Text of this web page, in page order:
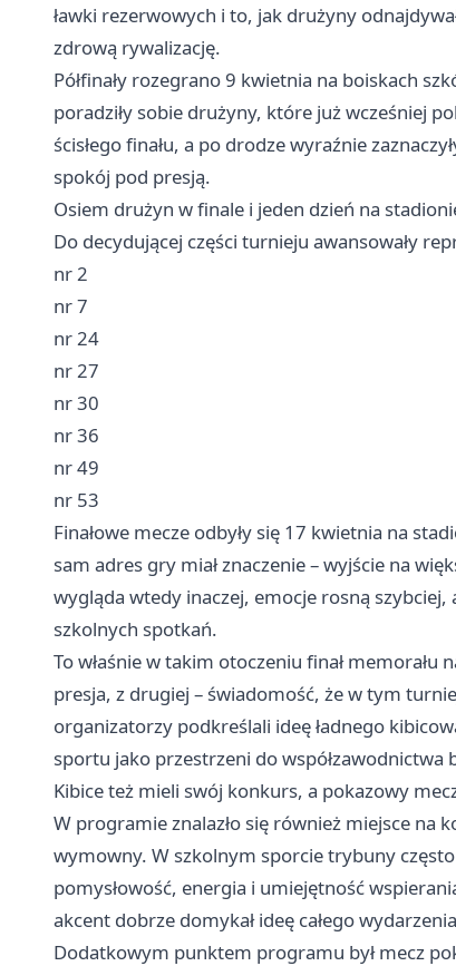
ławki rezerwowych i to, jak drużyny
zdrową rywalizację.
Półfinały rozegrano 9 kwietnia na boiskach
poradziły sobie drużyny, które już wcześniej
ścisłego finału, a po drodze wyraźnie
spokój pod presją.
Osiem drużyn w finale i jeden dzień na
Do decydującej części turnieju awansowały
nr 2
nr 7
nr 24
nr 27
nr 30
nr 36
nr 49
nr 53
Finałowe mecze odbyły się 17 kwietnia na
sam adres gry miał znaczenie – wyjście na
wygląda wtedy inaczej, emocje rosną
szkolnych spotkań.
To właśnie w takim otoczeniu finał memorału
presja, z drugiej – świadomość, że w tym
organizatorzy podkreślali ideę ładnego
sportu jako przestrzeni do współzawodnictwa
Kibice też mieli swój konkurs, a pokazowy mecz
W programie znalazło się również miejsce na
wymowny. W szkolnym sporcie trybuny
pomysłowość, energia i umiejętność
akcent dobrze domykał ideę całego
Dodatkowym punktem programu był mecz